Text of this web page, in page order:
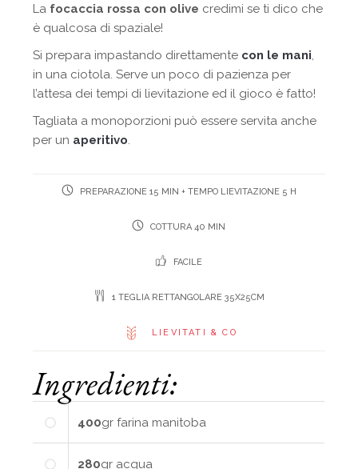
La focaccia rossa con olive credimi se ti dico che
è qualcosa di spaziale!
Si prepara impastando direttamente con le mani,
in una ciotola. Serve un poco di pazienza per
l’attesa dei tempi di lievitazione ed il gioco è fatto!
Tagliata a monoporzioni può essere servita anche
per un aperitivo.
PREPARAZIONE 15 MIN + TEMPO LIEVITAZIONE 5 H
COTTURA 40 MIN
FACILE
1 TEGLIA RETTANGOLARE 35X25CM
LIEVITATI & CO
Ingredienti:
400gr farina manitoba
280gr acqua